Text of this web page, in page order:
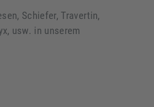
Schiefer, Travertin,
usw. in unserem